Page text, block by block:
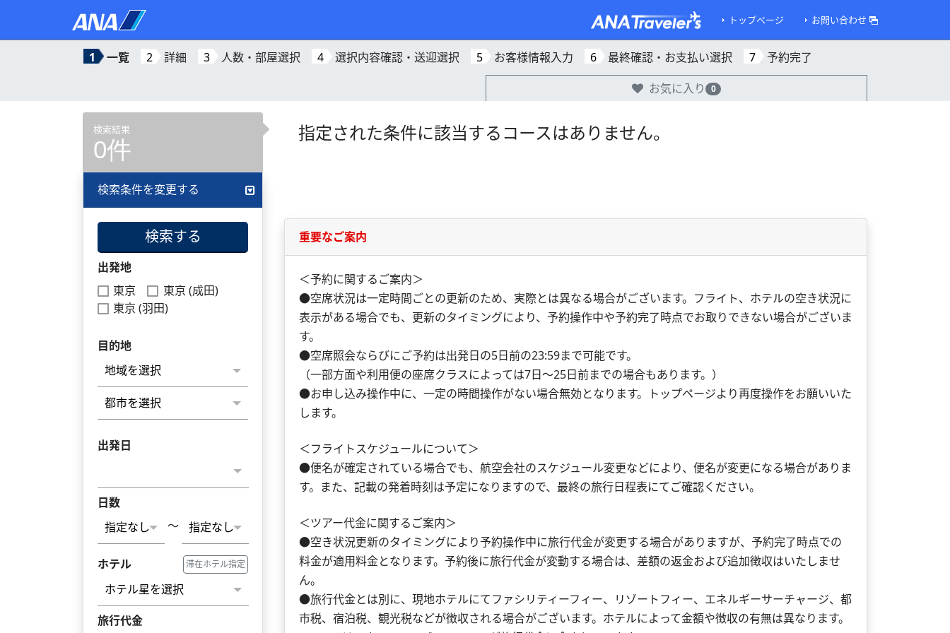
トップページ お問い合わせ
1 一覧 2 詳細 3 人数・部屋選択 4 選択内容確認・送迎選択 5 お客様情報入力 6 最終確認・お支払い選択 7
予約完了
お気に入り
0
検索結果
0件
検索条件を変更する
検索する
出発地
東京
東京 (成田)
東京 (羽田)
目的地
出発日
日数
～
ホテル 滞在ホテル指定
旅行代金
指定された条件に該当するコースはありません。
重要なご案内
＜予約に関するご案内＞
●空席状況は一定時間ごとの更新のため、実際とは異なる場合がございます。フライト、ホテルの空き状況に
表示がある場合でも、更新のタイミングにより、予約操作中や予約完了時点でお取りできない場合がございま
す。
●空席照会ならびにご予約は出発日の5日前の23:59まで可能です。
（一部方面や利用便の座席クラスによっては7日～25日前までの場合もあります。）
●お申し込み操作中に、一定の時間操作がない場合無効となります。トップページより再度操作をお願いいた
します。
＜フライトスケジュールについて＞
●便名が確定されている場合でも、航空会社のスケジュール変更などにより、便名が変更になる場合がありま
す。また、記載の発着時刻は予定になりますので、最終の旅行日程表にてご確認ください。
＜ツアー代金に関するご案内＞
●空き状況更新のタイミングにより予約操作中に旅行代金が変更する場合がありますが、予約完了時点での
料金が適用料金となります。予約後に旅行代金が変動する場合は、差額の返金および追加徴収はいたしませ
ん。
●旅行代金とは別に、現地ホテルにてファシリティーフィー、リゾートフィー、エネルギーサーチャージ、都
市税、宿泊税、観光税などが徴収される場合がございます。ホテルによって金額や徴収の有無は異なります。